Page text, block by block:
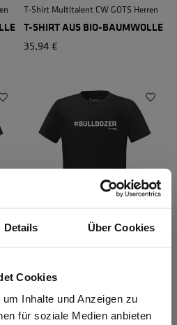
Details Über Cookies
Cookies
Inhalte und Anzeigen zu
für soziale Medien anbieten
T-Shirt Multitalent CW GOTS Herren
T-SHIRT AUS BIO-BAUMWOLLE
35,94 €
35,94 €
Sie